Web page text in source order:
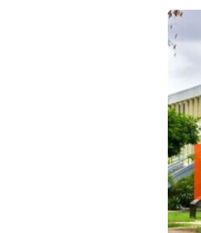
Leia Também
R$